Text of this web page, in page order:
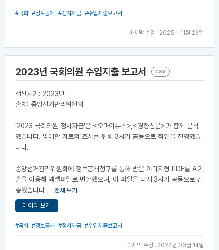
#국회 #정보공개 #정치자금 #수입지출보고서
마지막 수정 : 2025년 11월 26일
2023년 국회의원 수입지출 보고서 CSV
생산시기: 2023년
출처: 중앙선거관리위원회
‘2023 국회의원 정치자금'은 <오마이뉴스>,<경향신문>과 함께 분석
했습니다. 방대한 자료의 조사를 위해 3사가 공동으로 작업을 진행했습
니다.
중앙선거관리위원회에 정보공개청구를 통해 받은 이미지형 PDF를 AI기
술을 이용해 엑셀파일로 변환했으며, 이 파일을 다시 3사가 공동으로 검
증했습니다.... 전체 보기
데이터 보기
#국회 #정보공개 #정치자금 #수입지출보고서
마지막 수정 : 2024년 06월 14일